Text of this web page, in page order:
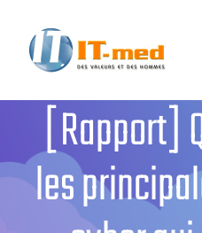
contenu
[Rapport]
les